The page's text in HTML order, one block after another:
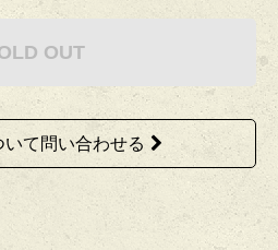
OUT
いて問い合わせる